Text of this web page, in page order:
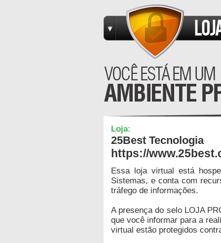
Loja:
25Best Tecnologia
https://
Essa loja virtual está
Sistemas, e conta com
tráfego de informações.
A presença do selo LOJA
que você informar para a
virtual estão protegidos